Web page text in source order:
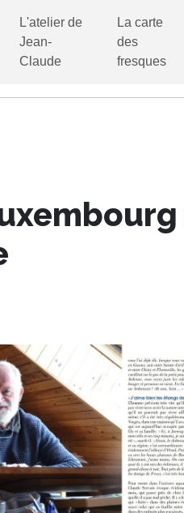
L'atelier de
Jean-
Claude
La carte
des
fresques